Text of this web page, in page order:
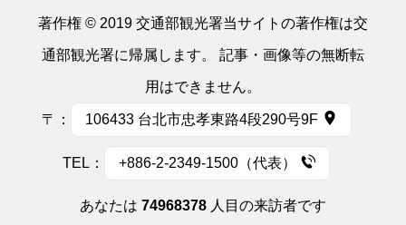
著作権 © 2019 交通部観光署当サイトの著作権は交
通部観光署に帰属します。 記事・画像等の無断転
用はできません。
〒： 106433 台北市忠孝東路4段290号9F
TEL： +886-2-2349-1500（代表）
あなたは 74968378 人目の来訪者です